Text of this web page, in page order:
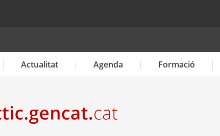
Actualitat Agenda Formació